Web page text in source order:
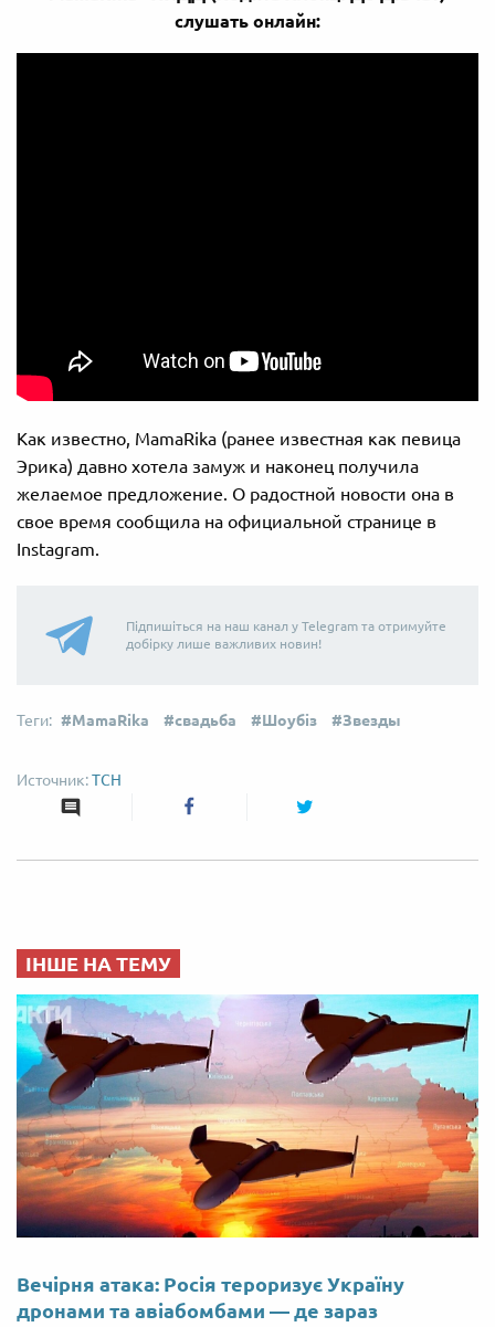
слушать онлайн:
Как известно, MamaRika (ранее известная как певица
Эрика) давно хотела замуж и наконец получила
желаемое предложение. О радостной новости она в
свое время сообщила на официальной странице в
Instagram.
Підпишіться на наш канал у Telegram та отримуйте
добірку лише важливих новин!
MamaRika свадьба Шоубіз Звезды
ТСН
ІНШЕ НА ТЕМУ
Вечірня атака: Росія тероризує Україну
дронами та авіабомбами — де зараз